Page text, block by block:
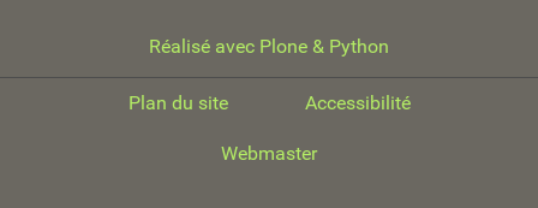
Réalisé avec Plone & Python
Plan du site Accessibilité
Webmaster